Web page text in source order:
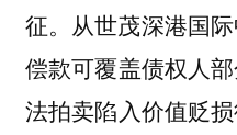
征。从世茂深港国
偿款可覆盖债权人
法拍卖陷入价值贬